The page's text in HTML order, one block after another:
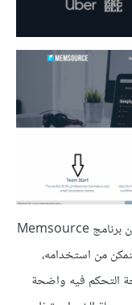
رُغم ثرائه بالعديد من المُميزات والخصائص، إلا أن برنامج Memsource
من استخدامه،
التحكم فيه واضحة